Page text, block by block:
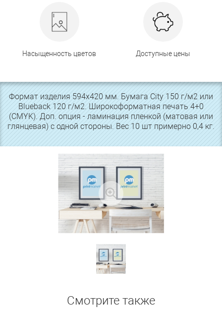
Насыщенность цветов Доступные цены
Формат изделия 594x420 мм. Бумага City 150 г/м2 или
Blueback 120 г/м2. Широкоформатная печать 4+0
(CMYK). Доп. опция - ламинация пленкой (матовая или
глянцевая) с одной стороны. Вес 10 шт примерно 0,4 кг.
Смотрите также